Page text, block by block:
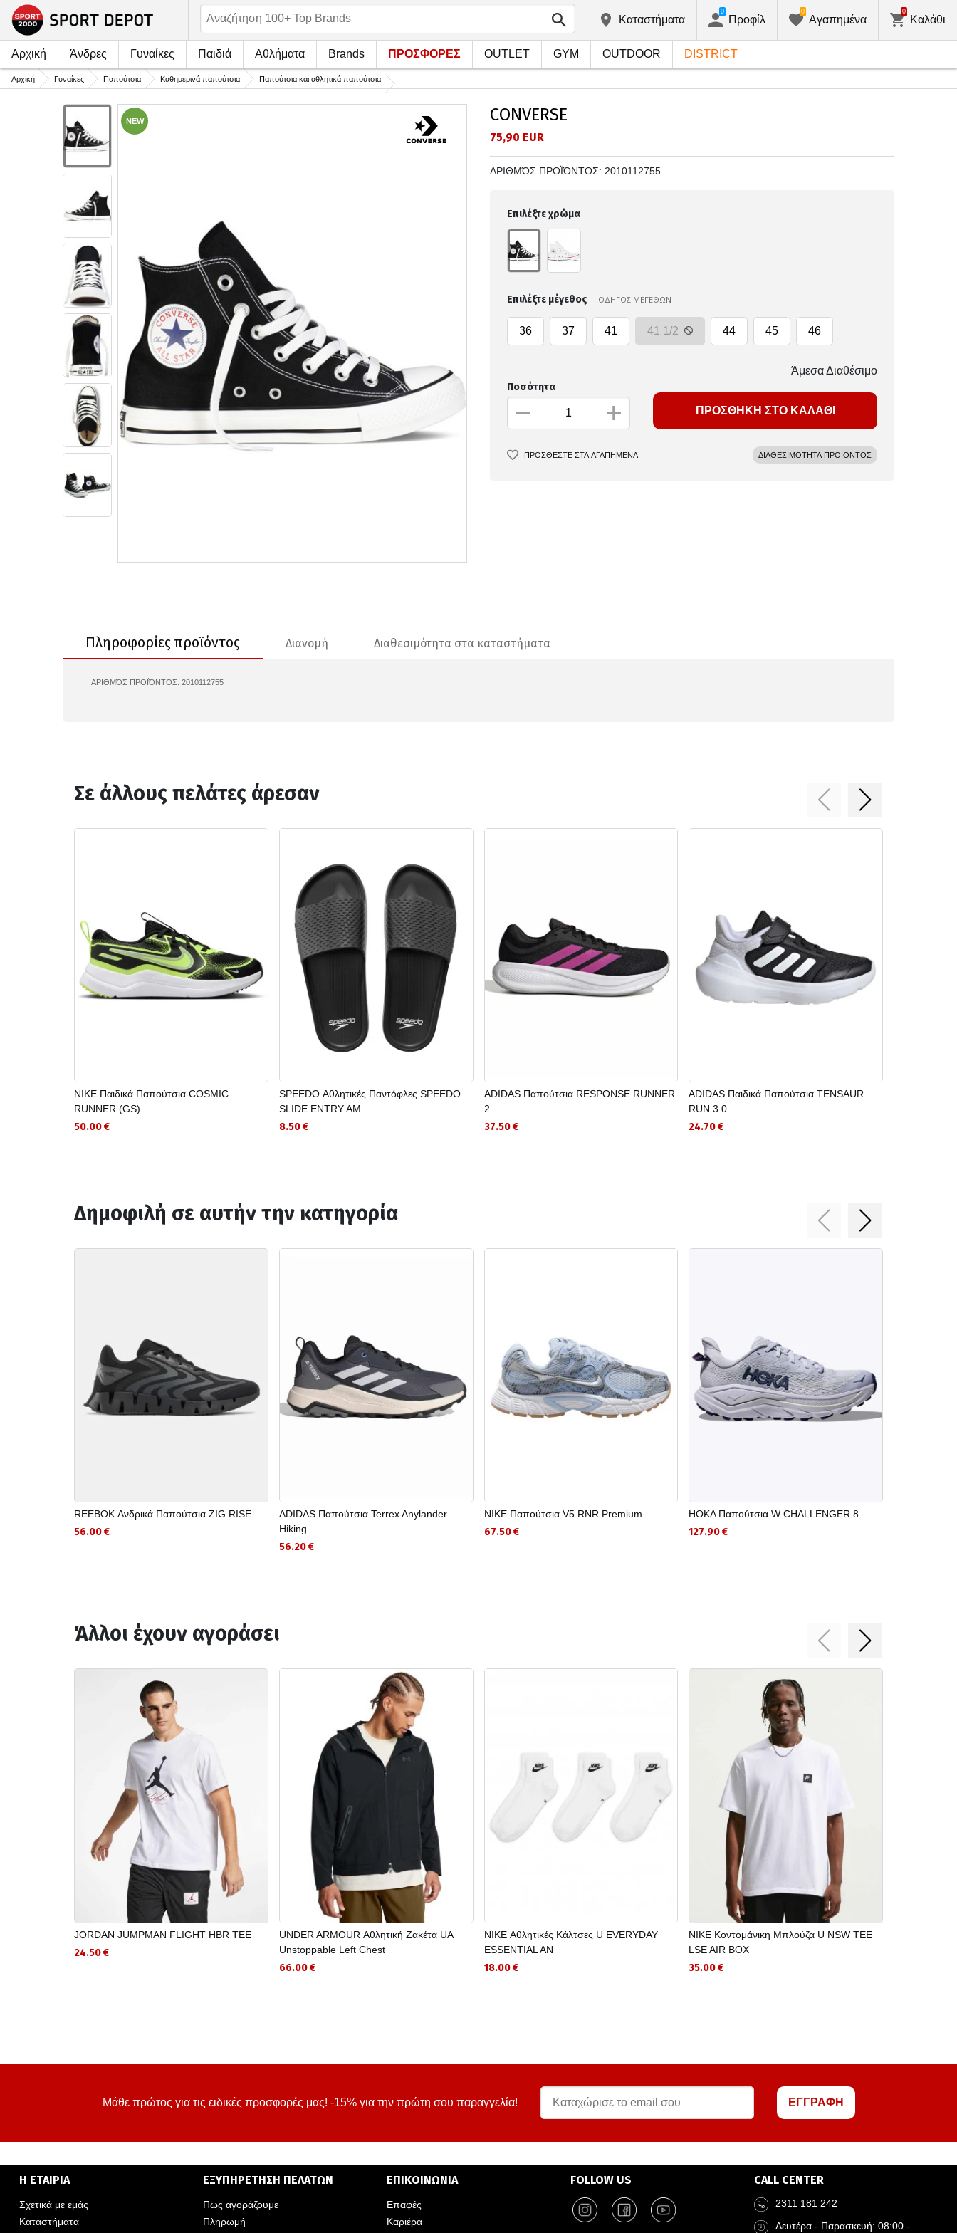
Kαταστήματα Προφίλ
0
Αγαπημένα
0
Καλάθι
0
Αρχική Άνδρες Γυναίκες Παιδιά Αθλήματα Brands ΠΡΟΣΦΟΡΕΣ OUTLET GYM OUTDOOR DISTRICT
Αρχική Γυναίκες Παπούτσια Καθημερινά παπούτσια Παπούτσια και αθλητικά παπούτσια
NEW CONVERSE
75,90 EUR
ΑΡΙΘΜΌΣ ΠΡΟΪΌΝΤΟΣ: 2010112755
Επιλέξτε χρώμα
Επιλέξτε μέγεθος ΟΔΗΓΟΣ ΜΕΓΕΘΩΝ
36 37 41 41 1/2 44 45 46
Άμεσα Διαθέσιμο
Ποσότητα
ΠΡΟΣΘΗΚΗ ΣΤΟ ΚΑΛΑΘΙ
ΠΡΟΣΘΕΣΤΕ ΣΤΑ ΑΓΑΠΗΜΕΝΑ ΔΙΑΘΕΣΙΜΟΤΗΤΑ ΠΡΟΪΟΝΤΟΣ
Πληροφορίες προϊόντος Διανομή Διαθεσιμότητα στα καταστήματα
ΑΡΙΘΜΌΣ ΠΡΟΪΌΝΤΟΣ: 2010112755
Σε άλλους πελάτες άρεσαν
NIKE Παιδικά Παπούτσια COSMIC
RUNNER (GS)
50.00 €
SPEEDO Αθλητικές Παντόφλες SPEEDO
SLIDE ENTRY AM
8.50 €
ADIDAS Παπούτσια RESPONSE RUNNER
2
37.50 €
ADIDAS Παιδικά Παπούτσια TENSAUR
RUN 3.0
24.70 €
Δημοφιλή σε αυτήν την κατηγορία
REEBOK Ανδρικά Παπούτσια ZIG RISE
56.00 €
ADIDAS Παπούτσια Terrex Anylander
Hiking
56.20 €
NIKE Παπούτσια V5 RNR Premium
67.50 €
HOKA Παπούτσια W CHALLENGER 8
127.90 €
Άλλοι έχουν αγοράσει
JORDAN JUMPMAN FLIGHT HBR TEE
24.50 €
UNDER ARMOUR Αθλητική Ζακέτα UA
Unstoppable Left Chest
66.00 €
NIKE Αθλητικές Κάλτσες U EVERYDAY
ESSENTIAL AN
18.00 €
NIKE Κοντομάνικη Μπλούζα U NSW TEE
LSE AIR BOX
35.00 €
Μάθε πρώτος για τις ειδικές προσφορές μας! -15% για την πρώτη σου παραγγελία! ΕΓΓΡΑΦΗ
Η ΕΤΑΙΡΙΑ
Σχετικά με εμάς
Καταστήματα
ΕΞΥΠΗΡΕΤΗΣΗ ΠΕΛΑΤΩΝ
Πως αγοράζουμε
Πληρωμή
ΕΠΙΚΟΙΝΩΝΙΑ
Επαφές
Καριέρα
FOLLOW US CALL CENTER
2311 181 242
Δευτέρα - Παρασκευή: 08:00 -